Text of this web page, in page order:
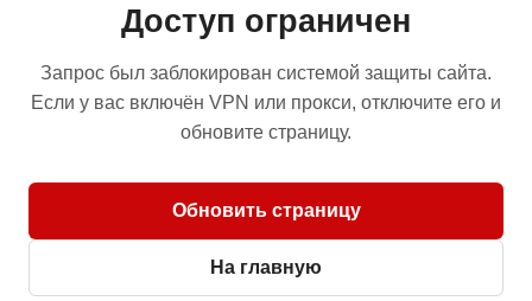
Доступ ограничен
Запрос был заблокирован системой защиты сайта.
Если у вас включён VPN или прокси, отключите его и
обновите страницу.
Обновить страницу
На главную